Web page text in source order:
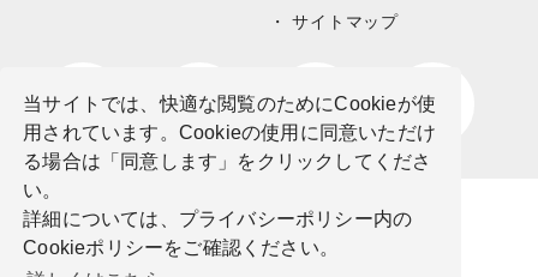
当サイトでは、快適な閲覧のためにCookieが使
用されています。Cookieの使用に同意いただけ
る場合は「同意します」をクリックしてくださ
い。
詳細については、プライバシーポリシー内の
Cookieポリシーをご確認ください。
サイトマップ